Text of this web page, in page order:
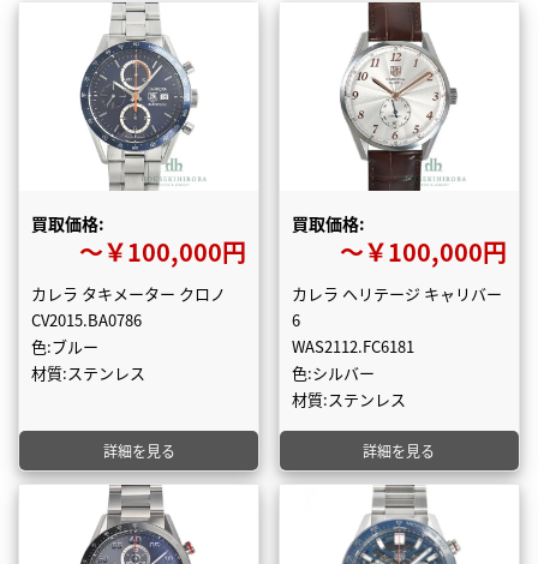
買取価格:
〜￥100,000円
カレラ タキメーター クロノ
CV2015.BA0786
色:ブルー
材質:ステンレス
詳細を見る
買取価格:
〜￥100,000円
カレラ ヘリテージ キャリバー
6
WAS2112.FC6181
色:シルバー
材質:ステンレス
詳細を見る